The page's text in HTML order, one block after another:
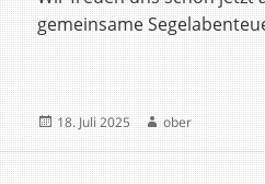
gemeinsame
Veröffentlicht
am
18. Juli 2025 Autor
ober